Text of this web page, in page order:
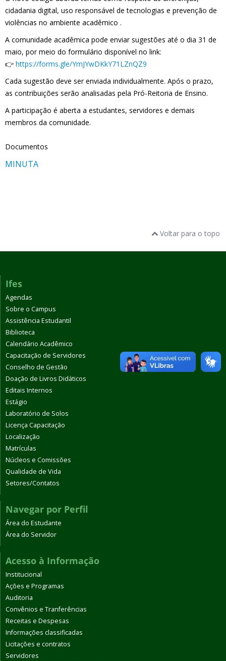
cidadania digital, uso responsável de tecnologias e prevenção de
violências no ambiente acadêmico .
A comunidade acadêmica pode enviar sugestões até o dia 31 de
maio, por meio do formulário disponível no link:
👉 https://forms.gle/YmJYwDKkY71LZnQZ9
Cada sugestão deve ser enviada individualmente. Após o prazo,
as contribuições serão analisadas pela Pró-Reitoria de Ensino.
A participação é aberta a estudantes, servidores e demais
membros da comunidade.
Documentos
MINUTA
Voltar para o topo
Ifes
Agendas
Sobre o Campus
Assistência Estudantil
Biblioteca
Calendário Acadêmico
Capacitação de Servidores
Conselho de Gestão
Doação de Livros Didáticos
Editais Internos
Estágio
Laboratório de Solos
Licença Capacitação
Localização
Matrículas
Núcleos e Comissões
Qualidade de Vida
Setores/Contatos
Navegar por Perfil
Área do Estudante
Área do Servidor
Acesso à Informação
Institucional
Ações e Programas
Auditoria
Convênios e Tranferências
Receitas e Despesas
Informações classificadas
Licitações e contratos
Servidores